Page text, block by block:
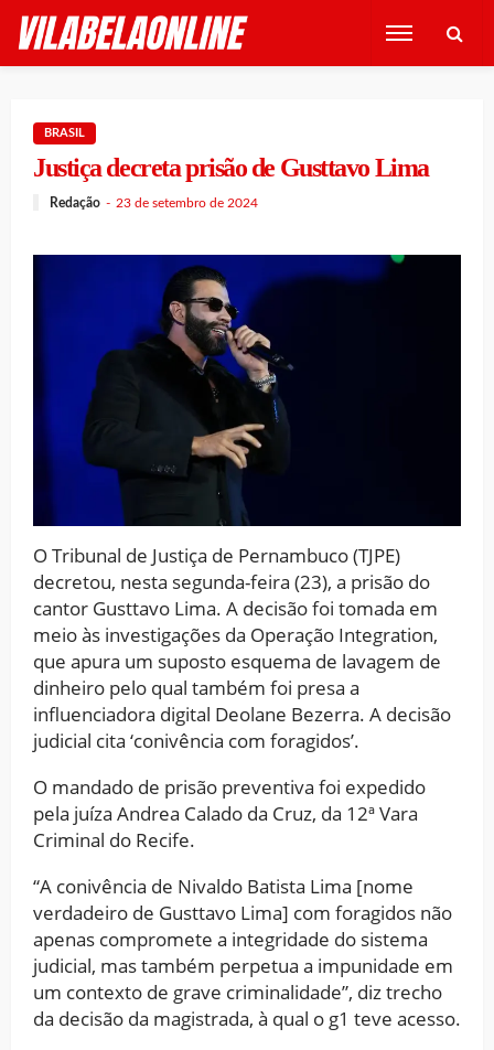
BRASIL
Justiça decreta prisão de Gusttavo Lima
Redação 23 de setembro de 2024
O Tribunal de Justiça de Pernambuco (TJPE)
decretou, nesta segunda-feira (23), a prisão do
cantor Gusttavo Lima. A decisão foi tomada em
meio às investigações da Operação Integration,
que apura um suposto esquema de lavagem de
dinheiro pelo qual também foi presa a
influenciadora digital Deolane Bezerra. A decisão
judicial cita ‘conivência com foragidos’.
O mandado de prisão preventiva foi expedido
pela juíza Andrea Calado da Cruz, da 12ª Vara
Criminal do Recife.
“A conivência de Nivaldo Batista Lima [nome
verdadeiro de Gusttavo Lima] com foragidos não
apenas compromete a integridade do sistema
judicial, mas também perpetua a impunidade em
um contexto de grave criminalidade”, diz trecho
da decisão da magistrada, à qual o g1 teve acesso.